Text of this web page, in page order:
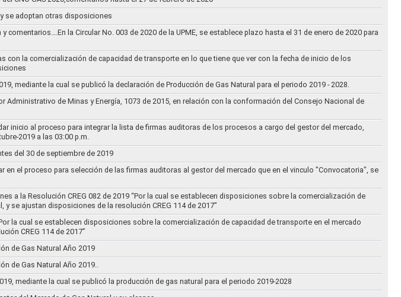
se adoptan otras disposiciones
comentarios….En la Circular No. 003 de 2020 de la UPME, se establece plazo hasta el 31 de enero de 2020 para
la comercialización de capacidad de transporte en lo que tiene que ver con la fecha de inicio de los
mediante la cual se publicó la declaración de Producción de Gas Natural para el periodo 2019 - 2028.
Administrativo de Minas y Energía, 1073 de 2015, en relación con la conformación del Consejo Nacional de
inicio al proceso para integrar la lista de firmas auditoras de los procesos a cargo del gestor del mercado,
2019 a las 03:00 p.m.
del 30 de septiembre de 2019
en el proceso para selección de las firmas auditoras al gestor del mercado que en el vinculo "Convocatoria", se
a la Resolución CREG 082 de 2019 “Por la cual se establecen disposiciones sobre la comercialización de
se ajustan disposiciones de la resolución CREG 114 de 2017”
la cual se establecen disposiciones sobre la comercialización de capacidad de transporte en el mercado
CREG 114 de 2017”
de Gas Natural Año 2019
de Gas Natural Año 2019..
mediante la cual se publicó la producción de gas natural para el periodo 2019-2028